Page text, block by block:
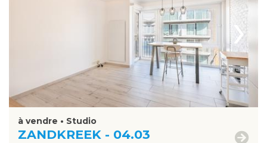
›
à vendre • Studio
ZANDKREEK - 04.03